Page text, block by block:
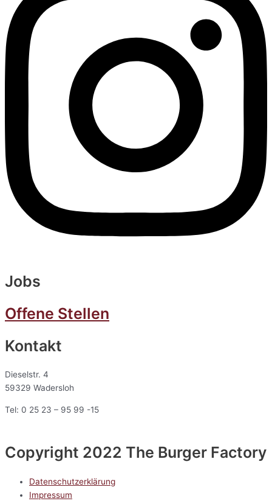
Jobs
Offene Stellen
Kontakt
Dieselstr. 4
59329 Wadersloh
Tel: 0 25 23 – 95 99 -15
Copyright 2022 The Burger Factory
Datenschutzerklärung
Impressum